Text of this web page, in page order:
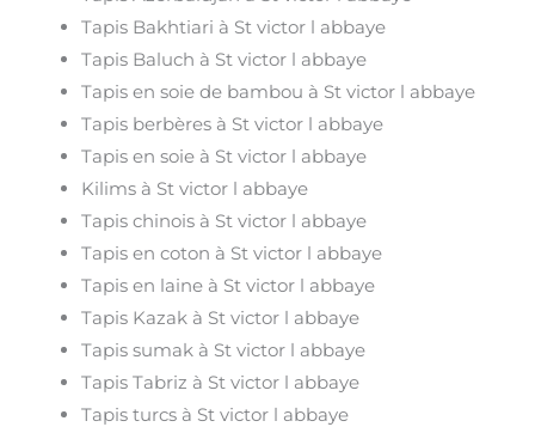
Tapis Bakhtiari à St victor l abbaye
Tapis Baluch à St victor l abbaye
Tapis en soie de bambou à St victor l abbaye
Tapis berbères à St victor l abbaye
Tapis en soie à St victor l abbaye
Kilims à St victor l abbaye
Tapis chinois à St victor l abbaye
Tapis en coton à St victor l abbaye
Tapis en laine à St victor l abbaye
Tapis Kazak à St victor l abbaye
Tapis sumak à St victor l abbaye
Tapis Tabriz à St victor l abbaye
Tapis turcs à St victor l abbaye